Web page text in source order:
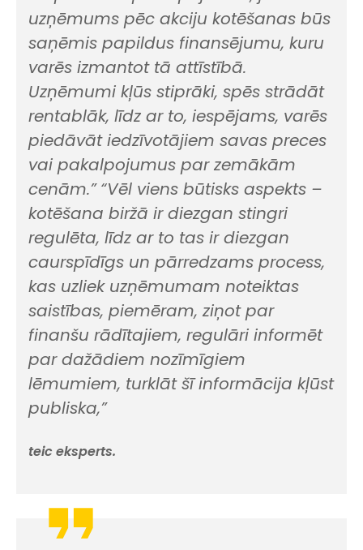
uzņēmums pēc akciju kotēšanas būs
saņēmis papildus finansējumu, kuru
varēs izmantot tā attīstībā.
Uzņēmumi kļūs stiprāki, spēs strādāt
rentablāk, līdz ar to, iespējams, varēs
piedāvāt iedzīvotājiem savas preces
vai pakalpojumus par zemākām
cenām.” “Vēl viens būtisks aspekts –
kotēšana biržā ir diezgan stingri
regulēta, līdz ar to tas ir diezgan
caurspīdīgs un pārredzams process,
kas uzliek uzņēmumam noteiktas
saistības, piemēram, ziņot par
finanšu rādītajiem, regulāri informēt
par dažādiem nozīmīgiem
lēmumiem, turklāt šī informācija kļūst
publiska,”
teic eksperts.